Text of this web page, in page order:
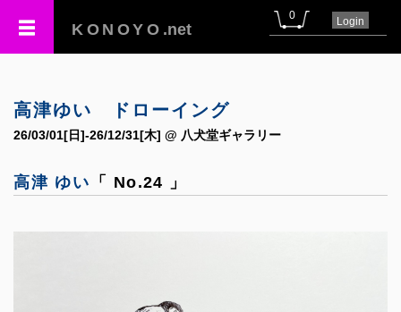
KONOYO .net
0 Login
高津ゆい ドローイング
26/03/01[日]-26/12/31[木] @ 八犬堂ギャラリー
高津 ゆい 「 No.24 」